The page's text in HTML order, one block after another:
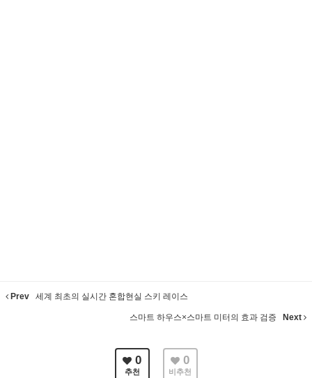
Prev 세계 최초의 실시간 혼합현실 스키 레이스
스마트 하우스×스마트 미터의 효과 검증 Next
0
추천
0
비추천